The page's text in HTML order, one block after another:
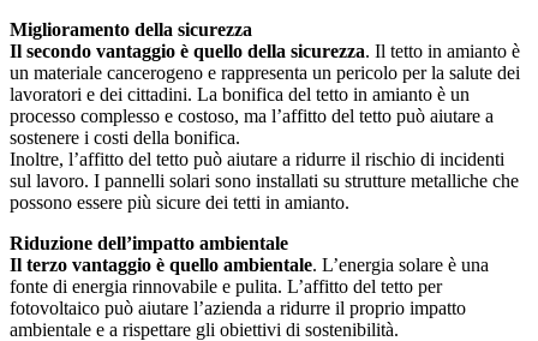
Miglioramento della sicurezza
Il secondo vantaggio è quello della sicurezza. Il tetto in amianto è
un materiale cancerogeno e rappresenta un pericolo per la salute dei
lavoratori e dei cittadini. La bonifica del tetto in amianto è un
processo complesso e costoso, ma l’affitto del tetto può aiutare a
sostenere i costi della bonifica.
Inoltre, l’affitto del tetto può aiutare a ridurre il rischio di incidenti
sul lavoro. I pannelli solari sono installati su strutture metalliche che
possono essere più sicure dei tetti in amianto.
Riduzione dell’impatto ambientale
Il terzo vantaggio è quello ambientale. L’energia solare è una
fonte di energia rinnovabile e pulita. L’affitto del tetto per
fotovoltaico può aiutare l’azienda a ridurre il proprio impatto
ambientale e a rispettare gli obiettivi di sostenibilità.